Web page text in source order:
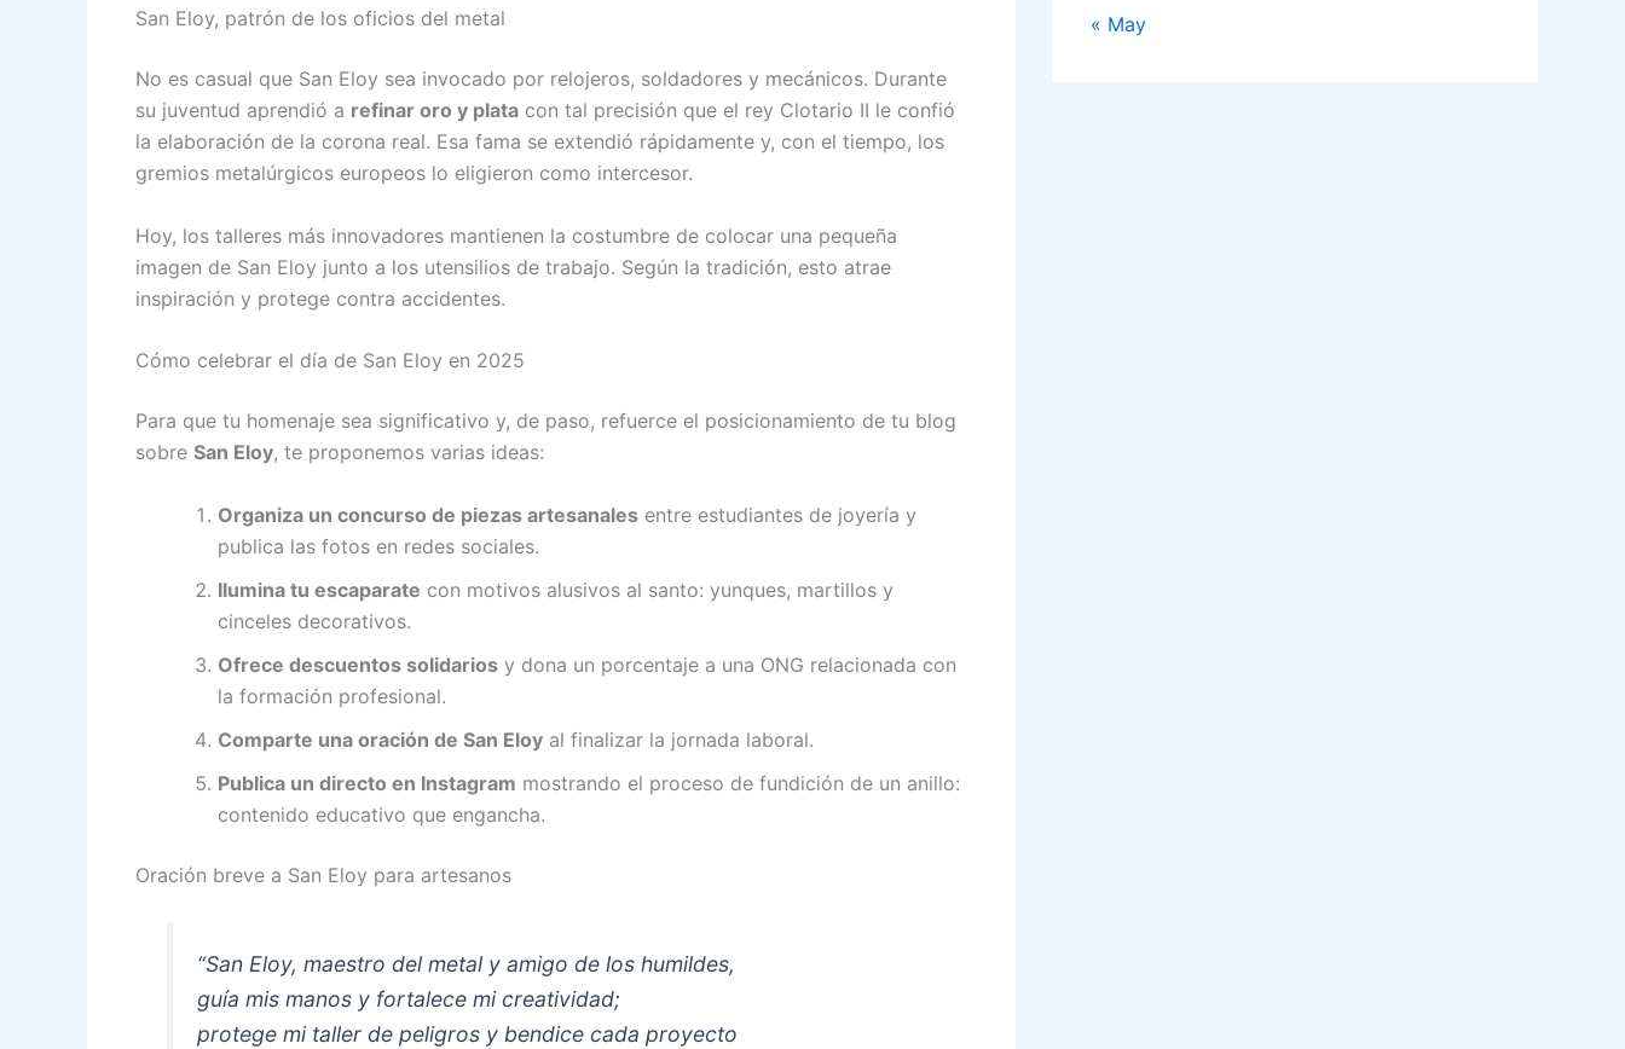
San Eloy, patrón de los oficios del metal
No es casual que San Eloy sea invocado por relojeros, soldadores y mecánicos. Durante
su juventud aprendió a refinar oro y plata con tal precisión que el rey Clotario II le confió
la elaboración de la corona real. Esa fama se extendió rápidamente y, con el tiempo, los
gremios metalúrgicos europeos lo eligieron como intercesor.
Hoy, los talleres más innovadores mantienen la costumbre de colocar una pequeña
imagen de San Eloy junto a los utensilios de trabajo. Según la tradición, esto atrae
inspiración y protege contra accidentes.
Cómo celebrar el día de San Eloy en 2025
Para que tu homenaje sea significativo y, de paso, refuerce el posicionamiento de tu blog
sobre San Eloy, te proponemos varias ideas:
Organiza un concurso de piezas artesanales entre estudiantes de joyería y
publica las fotos en redes sociales.
Ilumina tu escaparate con motivos alusivos al santo: yunques, martillos y
cinceles decorativos.
Ofrece descuentos solidarios y dona un porcentaje a una ONG relacionada con
la formación profesional.
Comparte una oración de San Eloy al finalizar la jornada laboral.
Publica un directo en Instagram mostrando el proceso de fundición de un anillo:
contenido educativo que engancha.
Oración breve a San Eloy para artesanos
“San Eloy, maestro del metal y amigo de los humildes,
guía mis manos y fortalece mi creatividad;
protege mi taller de peligros y bendice cada proyecto
« May